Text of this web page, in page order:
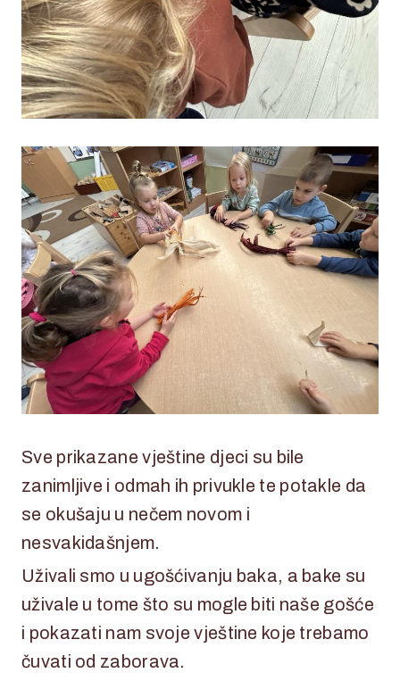
Sve prikazane vještine djeci su bile
zanimljive i odmah ih privukle te potakle da
se okušaju u nečem novom i
nesvakidašnjem.
Uživali smo u ugošćivanju baka, a bake su
uživale u tome što su mogle biti naše gošće
i pokazati nam svoje vještine koje trebamo
čuvati od zaborava.